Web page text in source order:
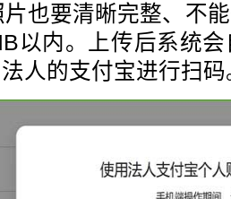
要清晰完整、不能
以内。上传后系统
人的支付宝进行扫码